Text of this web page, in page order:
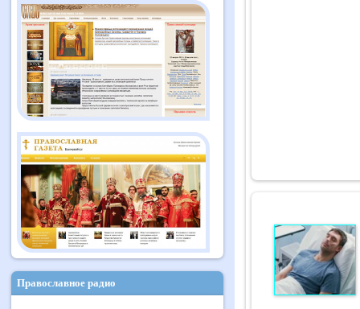
Православное радио